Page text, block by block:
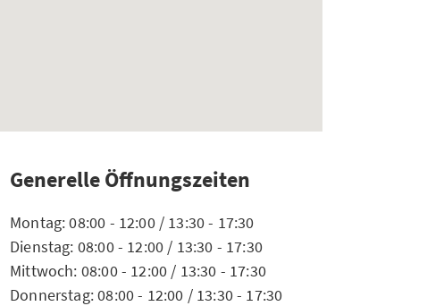
Generelle Öffnungszeiten
Montag: 08:00 - 12:00 / 13:30 - 17:30
Dienstag: 08:00 - 12:00 / 13:30 - 17:30
Mittwoch: 08:00 - 12:00 / 13:30 - 17:30
Donnerstag: 08:00 - 12:00 / 13:30 - 17:30